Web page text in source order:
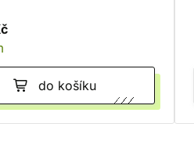
do košíku